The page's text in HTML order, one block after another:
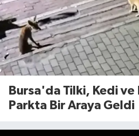
Bursa'da Tilki, Kedi ve
Parkta Bir Araya Geldi